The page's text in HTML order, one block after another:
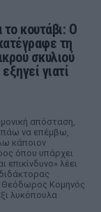
το κουτάβι: Ο
τη
σκυλιού
γιατί
απόσταση,
πάω να επέμβω,
κάποιον
όπου υπάρχει
επικίνδυνο» λέει
Κομηνός
λυκόπουλα